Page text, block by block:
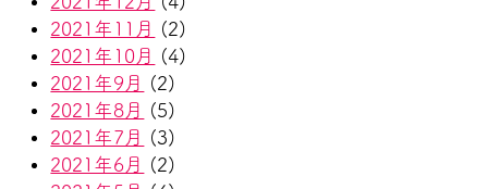
2021年11月
(2)
2021年10月
(4)
2021年9月
(2)
2021年8月
(5)
2021年7月
(3)
2021年6月
(2)